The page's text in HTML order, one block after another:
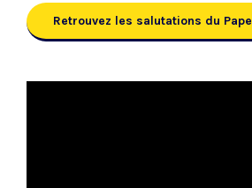
Retrouvez les salutations du Pape